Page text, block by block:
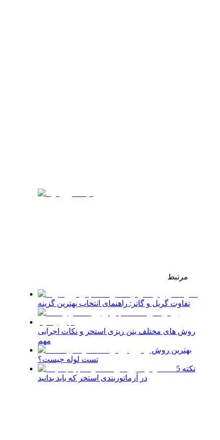
مرتبط
تفاوت گریل و گاتر: راهنمای انتخاب بهترین گزینه
روش‌ های مختلف بتن ریزی استخر و نکات اجرایی
مهم
تست لوله چیست؟
5 نکته
در آرماتوربندی استخر که باید بدانید